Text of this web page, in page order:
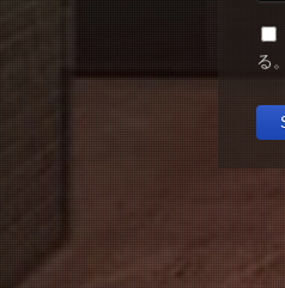
る。